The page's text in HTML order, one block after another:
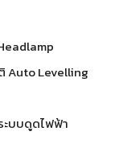
Auto Levelling
บบดูดไฟฟ้า